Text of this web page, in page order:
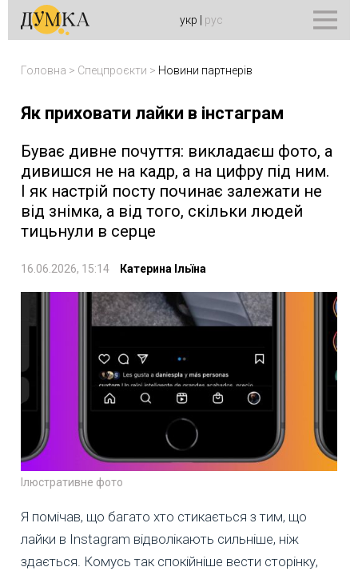
укр рус
Головна > Спецпроєкти > Новини партнерів
Як приховати лайки в інстаграм
Буває дивне почуття: викладаєш фото, а
дивишся не на кадр, а на цифру під ним.
І як настрій посту починає залежати не
від знімка, а від того, скільки людей
тицьнули в серце
16.06.2026, 15:14 Катерина Ільїна
Ілюстративне фото
Я помічав, що багато хто стикається з тим, що
лайки в Instagram відволікають сильніше, ніж
здається. Комусь так спокійніше вести сторінку,